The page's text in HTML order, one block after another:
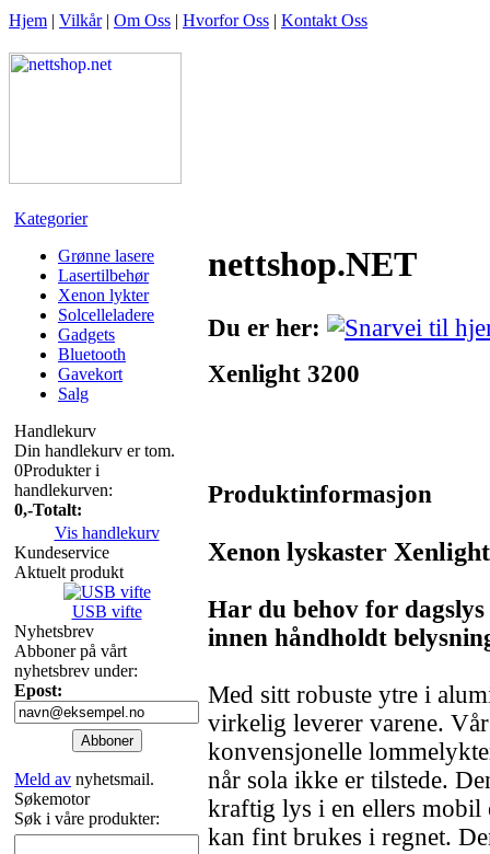
Hjem | Vilkår | Om Oss | Hvorfor Oss | Kontakt Oss
Kategorier
Grønne lasere
Lasertilbehør
Xenon lykter
Solcelleladere
Gadgets
Bluetooth
Gavekort
Salg
Handlekurv
Din handlekurv er tom.
0Produkter i
handlekurven:
0,-Totalt:
Vis handlekurv
Kundeservice
Aktuelt produkt
USB vifte
Nyhetsbrev
Abboner på vårt
nyhetsbrev under:
Epost:
Meld av nyhetsmail.
Søkemotor
Søk i våre produkter:
nettshop.NET
Du er her:
Xenlight 3200
Produktinformasjon
Xenon lyskaster
Har du behov for
innen håndholdt
Med sitt robuste ytre i
virkelig leverer varene.
konvensjonelle
når sola ikke er tilstede.
kraftig lys i en ellers mobil
kan fint brukes i regnet.